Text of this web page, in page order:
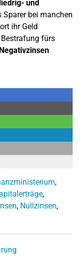
und
Sparer bei manchen
ihr Geld
fürs
,
,
, Nullzinsen,